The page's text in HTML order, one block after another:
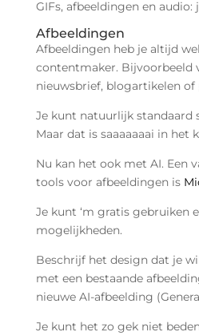
GIFs, afbeeldingen en audio:
Afbeeldingen ️
Afbeeldingen heb je altijd
contentmaker. Bijvoorbeeld
nieuwsbrief, blogartikelen of
Je kunt natuurlijk standaard
Maar dat is saaaaaaai in het
Nu kan het ook met AI. Een
tools voor afbeeldingen is
Je kunt ‘m gratis gebruiken
mogelijkheden.
Beschrijf het design dat je
met een bestaande
nieuwe AI-afbeelding
Je kunt het zo gek niet